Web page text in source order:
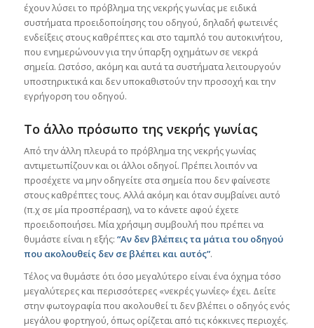
έχουν λύσει το πρόβλημα της νεκρής γωνίας με ειδικά
συστήματα προειδοποίησης του οδηγού, δηλαδή φωτεινές
ενδείξεις στους καθρέπτες και στο ταμπλό του αυτοκινήτου,
που ενημερώνουν για την ύπαρξη οχημάτων σε νεκρά
σημεία. Ωστόσο, ακόμη και αυτά τα συστήματα λειτουργούν
υποστηρικτικά και δεν υποκαθιστούν την προσοχή και την
εγρήγορση του οδηγού.
Το άλλο πρόσωπο της νεκρής γωνίας
Από την άλλη πλευρά το πρόβλημα της νεκρής γωνίας
αντιμετωπίζουν και οι άλλοι οδηγοί. Πρέπει λοιπόν να
προσέχετε να μην οδηγείτε στα σημεία που δεν φαίνεστε
στους καθρέπτες τους. Αλλά ακόμη και όταν συμβαίνει αυτό
(π.χ σε μία προσπέραση), να το κάνετε αφού έχετε
προειδοποιήσει. Μία χρήσιμη συμβουλή που πρέπει να
θυμάστε είναι η εξής: “Αν δεν βλέπεις τα μάτια του οδηγού
που ακολουθείς δεν σε βλέπει και αυτός”.
Τέλος να θυμάστε ότι όσο μεγαλύτερο είναι ένα όχημα τόσο
μεγαλύτερες και περισσότερες «νεκρές γωνίες» έχει. Δείτε
στην φωτογραφία που ακολουθεί τι δεν βλέπει ο οδηγός ενός
μεγάλου φορτηγού, όπως ορίζεται από τις κόκκινες περιοχές.